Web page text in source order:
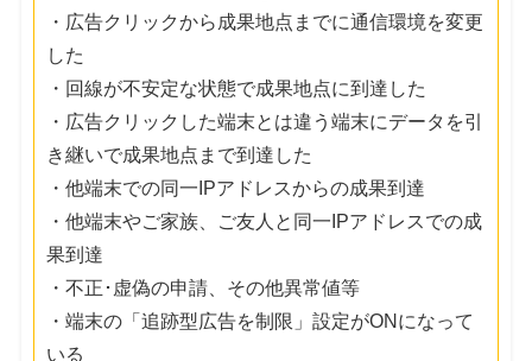
・広告クリックから成果地点までに通信環境を変更
した
・回線が不安定な状態で成果地点に到達した
・広告クリックした端末とは違う端末にデータを引
き継いで成果地点まで到達した
・他端末での同一IPアドレスからの成果到達
・他端末やご家族、ご友人と同一IPアドレスでの成
果到達
・不正･虚偽の申請、その他異常値等
・端末の「追跡型広告を制限」設定がONになって
いる